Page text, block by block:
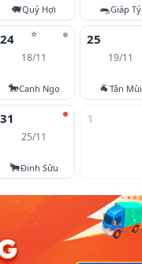
🐖Quý Hợi 🐀Giáp Tý
⭐
24
18/11
🐎Canh Ngọ
25
19/11
🐐Tân Mùi
31
25/11
🐂Đinh Sửu
1